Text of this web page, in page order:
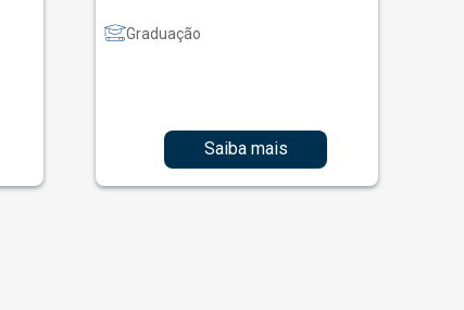
Graduação
Saiba mais